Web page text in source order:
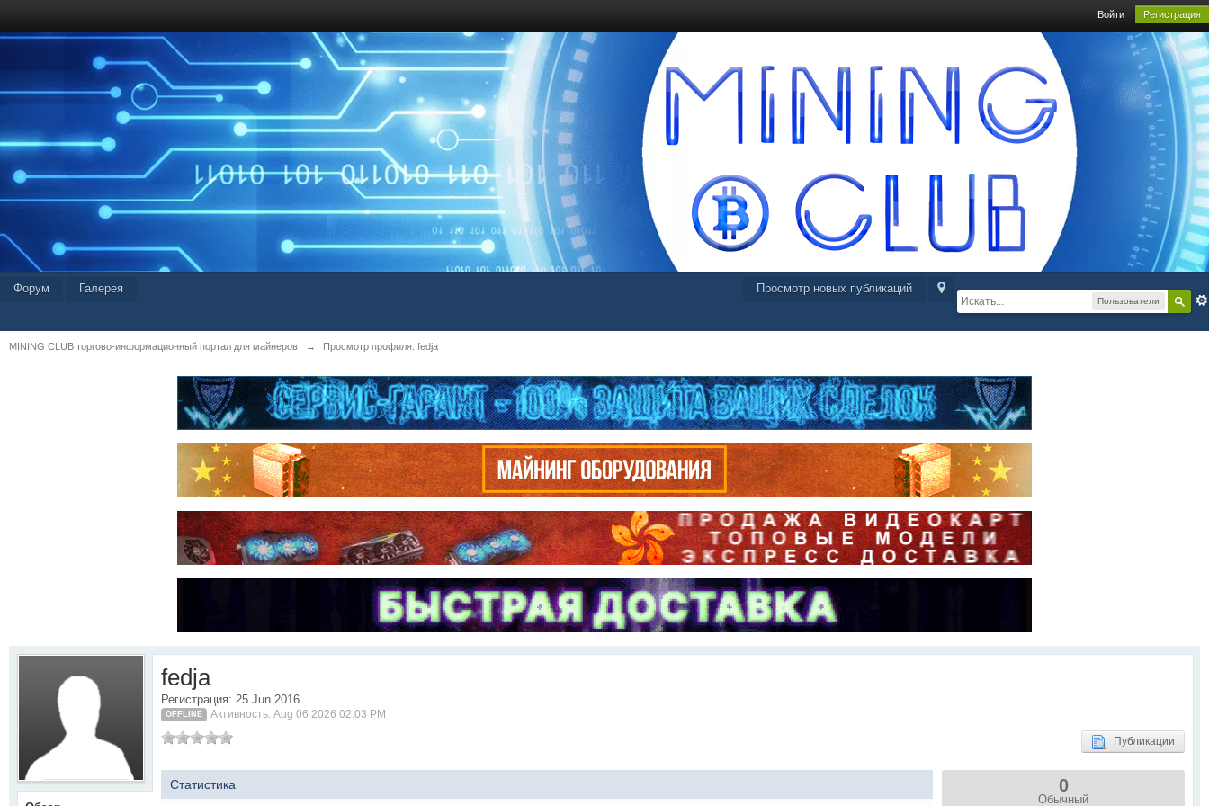
Войти Регистрация
Пользователи
Просмотр новых публикаций
Форум Галерея
MINING CLUB торгово-информационный портал для майнеров → Просмотр профиля: fedja
fedja
Регистрация: 25 Jun 2016
OFFLINE Активность: Aug 06 2026 02:03 PM
Публикации
Статистика 0
Обычный